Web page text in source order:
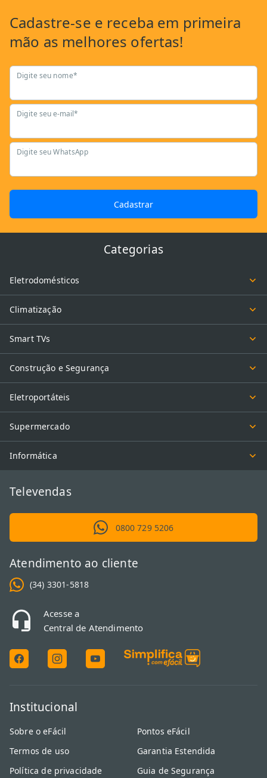
Cadastre-se e receba em primeira
mão as melhores ofertas!
Digite seu nome*
Digite seu e-mail*
Digite seu WhatsApp
Cadastrar
Categorias
Eletrodomésticos
Climatização
Smart TVs
Construção e Segurança
Eletroportáteis
Supermercado
Informática
Televendas
0800 729 5206
Atendimento ao cliente
(34) 3301-5818
Acesse a
Central de Atendimento
Institucional
Sobre o eFácil
Termos de uso
Política de privacidade
Pontos eFácil
Garantia Estendida
Guia de Segurança